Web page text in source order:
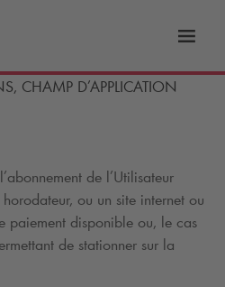
vers
CHAMP D’APPLICATION
de l’Utilisateur
ou un site internet ou
paiement disponible ou, le cas
de stationner sur la